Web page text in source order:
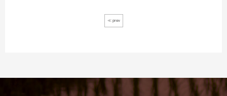
≪ prev